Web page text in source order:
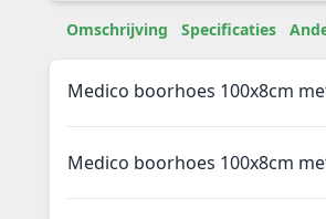
Omschrijving Specificaties
Medico boorhoes 100x8cm
Medico boorhoes 100x8cm